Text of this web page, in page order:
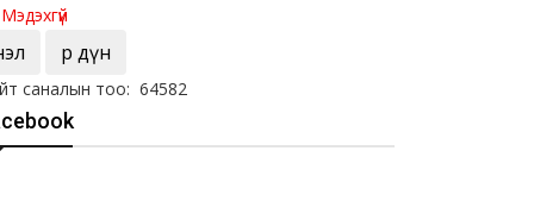
Мэдэхгүй
Үр дүн
саналын тоо: 64582